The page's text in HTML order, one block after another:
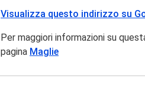
Visualizza questo indirizzo su
Per maggiori informazioni su
pagina Maglie